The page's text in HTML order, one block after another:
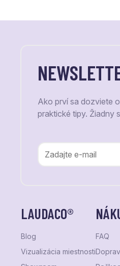
Ako prví sa dozviete
praktické tipy. Žiadny
LAUDACO®
Blog
Vizualizácia miestnosti
FAQ